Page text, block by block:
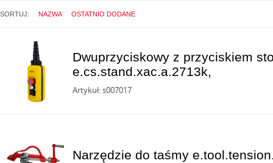
SORTUJ: NAZWA OSTATNIO DODANE
Dwuprzyciskowy z przyciskiem
e.cs.stand.xac.a.2713k,
Artykuł: s007017
Narzędzie do taśmy